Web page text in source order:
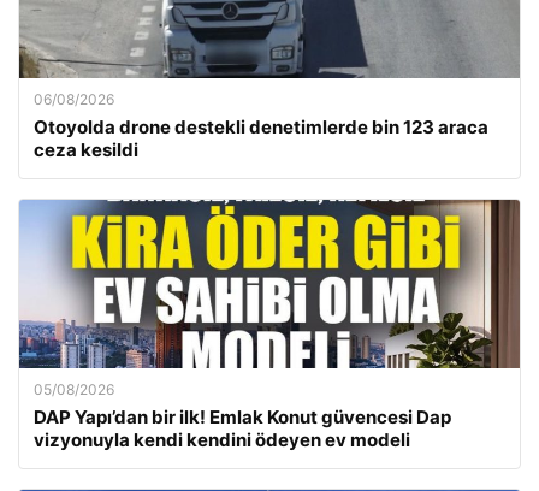
06/08/2026
Otoyolda drone destekli denetimlerde bin 123 araca
ceza kesildi
05/08/2026
DAP Yapı’dan bir ilk! Emlak Konut güvencesi Dap
vizyonuyla kendi kendini ödeyen ev modeli